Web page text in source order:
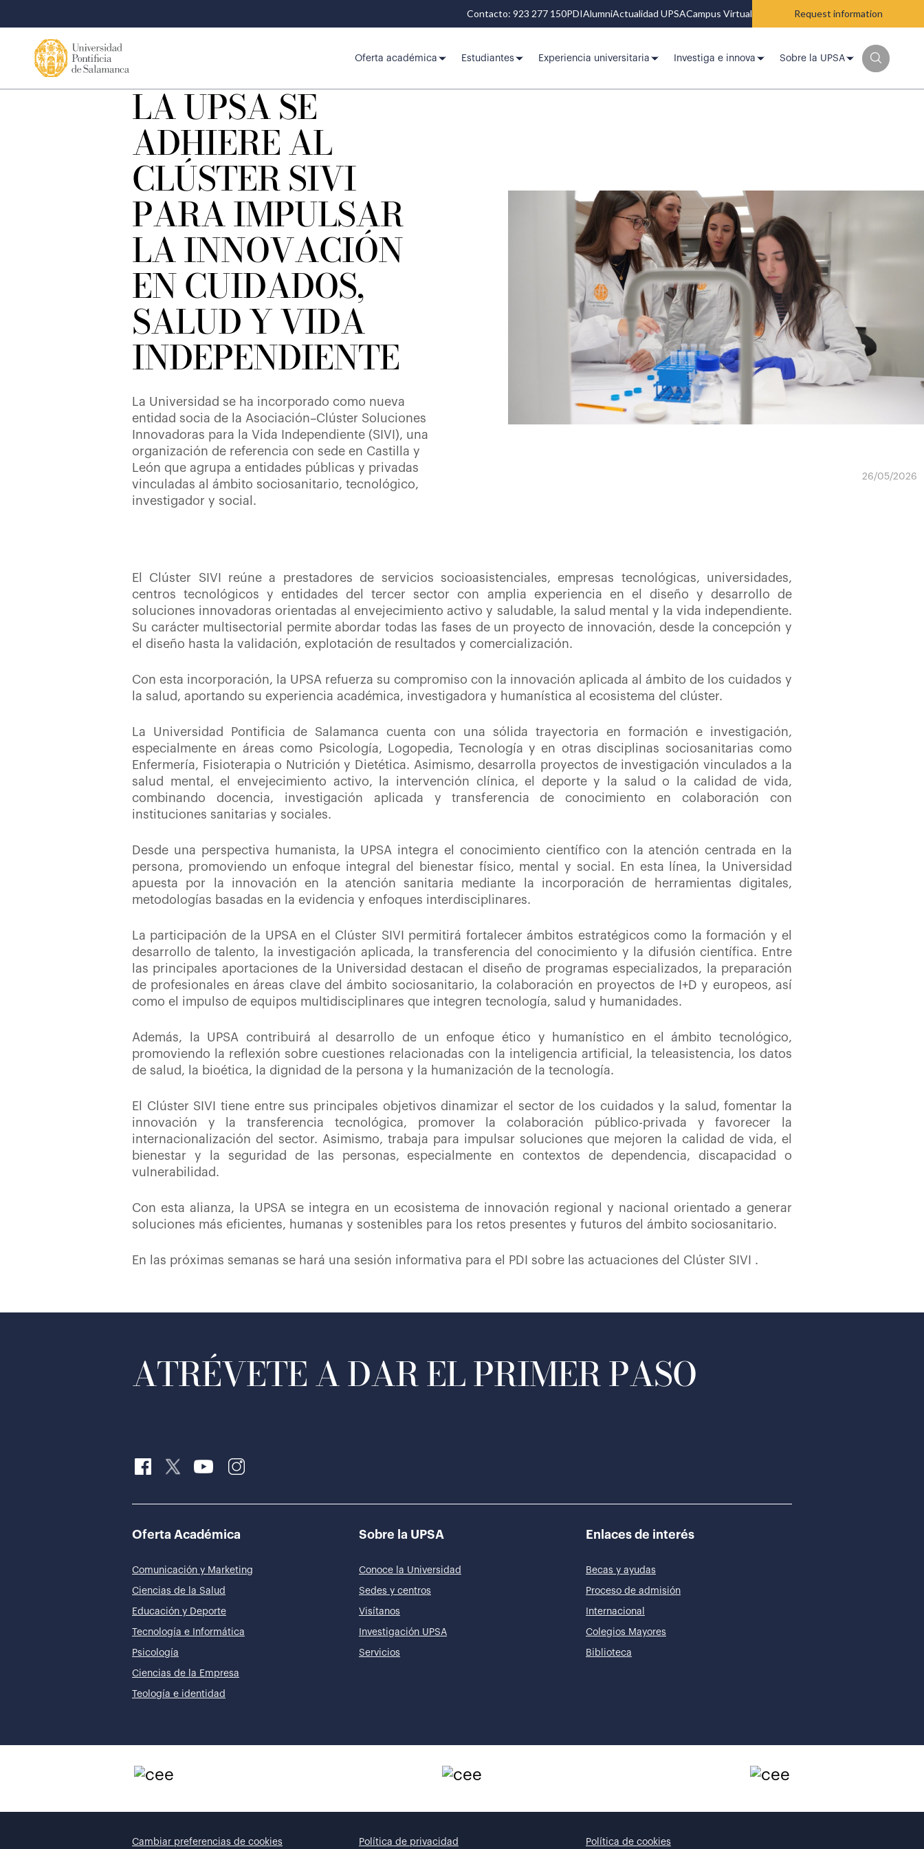
Contacto: 923 277 150PDIAlumniActualidad UPSACampus Virtual Request information
Oferta académica Estudiantes Experiencia universitaria Investiga e innova Sobre la UPSA
LA UPSA SE
ADHIERE AL
CLÚSTER SIVI
PARA IMPULSAR
LA INNOVACIÓN
EN CUIDADOS,
SALUD Y VIDA
INDEPENDIENTE
La Universidad se ha incorporado como nueva
entidad socia de la Asociación–Clúster Soluciones
Innovadoras para la Vida Independiente (SIVI), una
organización de referencia con sede en Castilla y
León que agrupa a entidades públicas y privadas
vinculadas al ámbito sociosanitario, tecnológico,
investigador y social.
26/05/2026
El Clúster SIVI reúne a prestadores de servicios socioasistenciales, empresas tecnológicas, universidades,
centros tecnológicos y entidades del tercer sector con amplia experiencia en el diseño y desarrollo de
soluciones innovadoras orientadas al envejecimiento activo y saludable, la salud mental y la vida independiente.
Su carácter multisectorial permite abordar todas las fases de un proyecto de innovación, desde la concepción y
el diseño hasta la validación, explotación de resultados y comercialización.
Con esta incorporación, la UPSA refuerza su compromiso con la innovación aplicada al ámbito de los cuidados y
la salud, aportando su experiencia académica, investigadora y humanística al ecosistema del clúster.
La Universidad Pontificia de Salamanca cuenta con una sólida trayectoria en formación e investigación,
especialmente en áreas como Psicología, Logopedia, Tecnología y en otras disciplinas sociosanitarias como
Enfermería, Fisioterapia o Nutrición y Dietética. Asimismo, desarrolla proyectos de investigación vinculados a la
salud mental, el envejecimiento activo, la intervención clínica, el deporte y la salud o la calidad de vida,
combinando docencia, investigación aplicada y transferencia de conocimiento en colaboración con
instituciones sanitarias y sociales.
Desde una perspectiva humanista, la UPSA integra el conocimiento científico con la atención centrada en la
persona, promoviendo un enfoque integral del bienestar físico, mental y social. En esta línea, la Universidad
apuesta por la innovación en la atención sanitaria mediante la incorporación de herramientas digitales,
metodologías basadas en la evidencia y enfoques interdisciplinares.
La participación de la UPSA en el Clúster SIVI permitirá fortalecer ámbitos estratégicos como la formación y el
desarrollo de talento, la investigación aplicada, la transferencia del conocimiento y la difusión científica. Entre
las principales aportaciones de la Universidad destacan el diseño de programas especializados, la preparación
de profesionales en áreas clave del ámbito sociosanitario, la colaboración en proyectos de I+D y europeos, así
como el impulso de equipos multidisciplinares que integren tecnología, salud y humanidades.
Además, la UPSA contribuirá al desarrollo de un enfoque ético y humanístico en el ámbito tecnológico,
promoviendo la reflexión sobre cuestiones relacionadas con la inteligencia artificial, la teleasistencia, los datos
de salud, la bioética, la dignidad de la persona y la humanización de la tecnología.
El Clúster SIVI tiene entre sus principales objetivos dinamizar el sector de los cuidados y la salud, fomentar la
innovación y la transferencia tecnológica, promover la colaboración público-privada y favorecer la
internacionalización del sector. Asimismo, trabaja para impulsar soluciones que mejoren la calidad de vida, el
bienestar y la seguridad de las personas, especialmente en contextos de dependencia, discapacidad o
vulnerabilidad.
Con esta alianza, la UPSA se integra en un ecosistema de innovación regional y nacional orientado a generar
soluciones más eficientes, humanas y sostenibles para los retos presentes y futuros del ámbito sociosanitario.
En las próximas semanas se hará una sesión informativa para el PDI sobre las actuaciones del Clúster SIVI .
ATRÉVETE A DAR EL PRIMER PASO
Oferta Académica
Comunicación y Marketing
Ciencias de la Salud
Educación y Deporte
Tecnología e Informática
Psicología
Ciencias de la Empresa
Teología e identidad
Sobre la UPSA
Conoce la Universidad
Sedes y centros
Visítanos
Investigación UPSA
Servicios
Enlaces de interés
Becas y ayudas
Proceso de admisión
Internacional
Colegios Mayores
Biblioteca
Cambiar preferencias de cookies Política de privacidad Política de cookies